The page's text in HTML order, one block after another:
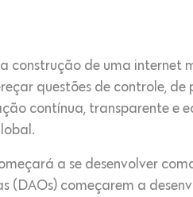
construção de uma internet
questões de controle, de
contínua, transparente e
a se desenvolver
(DAOs) começarem a